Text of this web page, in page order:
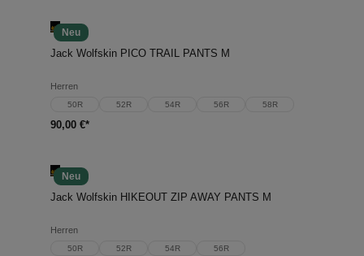
Neu
Jack Wolfskin PICO TRAIL PANTS M
Herren
50R 52R 54R 56R 58R
90,00 €*
Neu
Jack Wolfskin HIKEOUT ZIP AWAY PANTS M
Herren
50R 52R 54R 56R